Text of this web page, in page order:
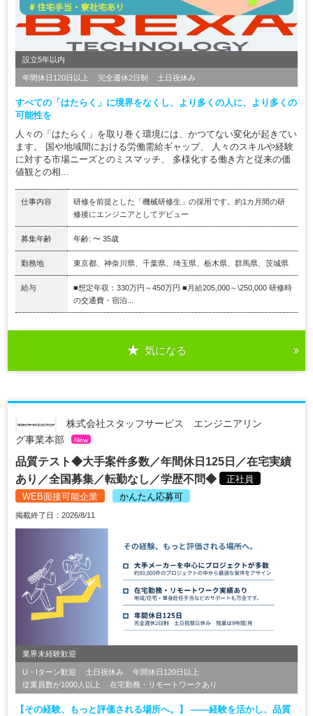
設立5年以内
年間休日120日以上 完全週休2日制 土日祝休み
すべての「はたらく」に境界をなくし、より多くの人に、より多くの
可能性を
人々の「はたらく」を取り巻く環境には、かつてない変化が起きてい
ます。 国や地域間における労働需給ギャップ、 人々のスキルや経験
に対する市場ニーズとのミスマッチ、 多様化する働き方と従来の価
値観との相...
仕事内容
研修を前提とした「機械研修生」の採用です。約1カ月間の研
修後にエンジニアとしてデビュー
募集年齢 年齢: 〜 35歳
勤務地 東京都、神奈川県、千葉県、埼玉県、栃木県、群馬県、茨城県
給与
■想定年収：330万円～450万円 ■月給205,000～\250,000 研修時
の交通費・宿泊...
気になる
株式会社スタッフサービス エンジニアリン
グ事業本部
New
品質テスト◆大手案件多数／年間休日125日／在宅実績
あり／全国募集／転勤なし／学歴不問◆
正社員
WEB面接可能企業
かんたん応募可
掲載終了日：2026/8/11
業界未経験歓迎
U・Iターン歓迎 土日祝休み
年間休日120日以上
従業員数が1000人以上
在宅勤務・リモートワークあり
【その経験、もっと評価される場所へ。】 ――経験を活かし、品質